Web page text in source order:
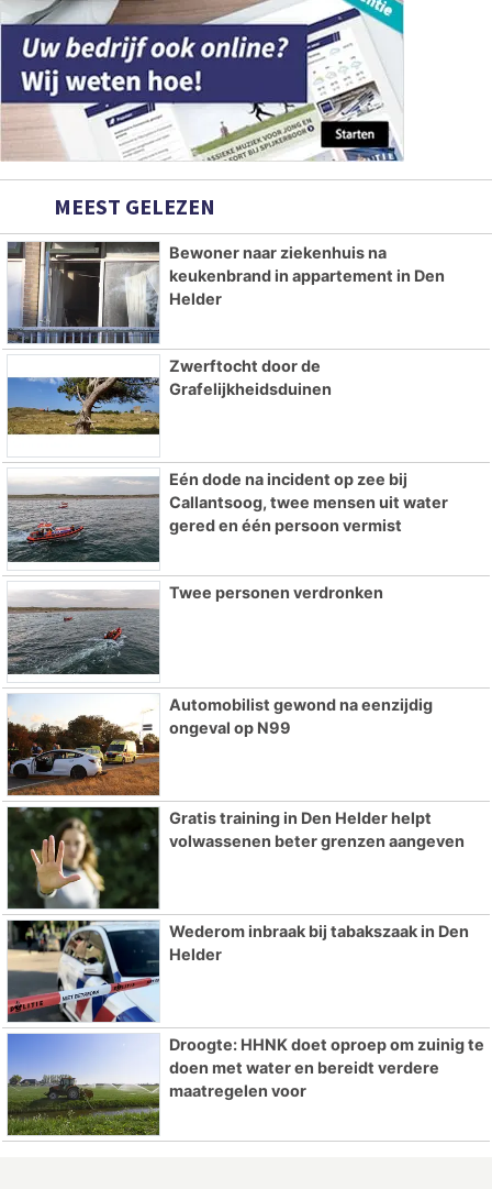
MEEST GELEZEN
Bewoner naar ziekenhuis na
keukenbrand in appartement in Den
Helder
Zwerftocht door de
Grafelijkheidsduinen
Eén dode na incident op zee bij
Callantsoog, twee mensen uit water
gered en één persoon vermist
Twee personen verdronken
Automobilist gewond na eenzijdig
ongeval op N99
Gratis training in Den Helder helpt
volwassenen beter grenzen aangeven
Wederom inbraak bij tabakszaak in Den
Helder
Droogte: HHNK doet oproep om zuinig te
doen met water en bereidt verdere
maatregelen voor